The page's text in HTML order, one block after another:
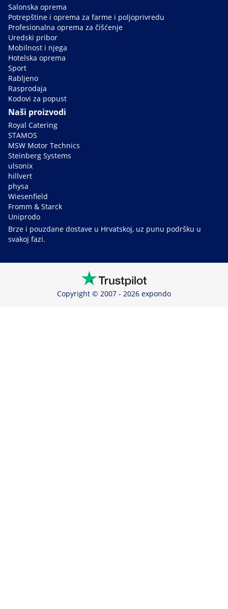
Salonska oprema
Potrepštine i oprema za farme i poljoprivredu
Profesionalna oprema za čišćenje
Uredski pribor
Mobilnost i njega
Hotelska oprema
Sport
Rabljeno
Rasprodaja
Kodovi za popust
Naši proizvodi
Royal Catering
STAMOS
MSW Motor Technics
Steinberg Systems
ulsonix
hillvert
physa
Wiesenfield
Fromm & Starck
Uniprodo
Brze i pouzdane dostave u Hrvatskoj, uz punu podršku u
svakoj fazi.
Copyright © 2007 - 2026 expondo